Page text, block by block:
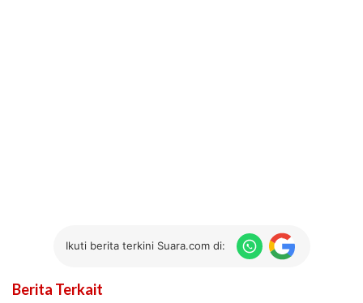
Ikuti berita terkini Suara.com di:
Berita Terkait